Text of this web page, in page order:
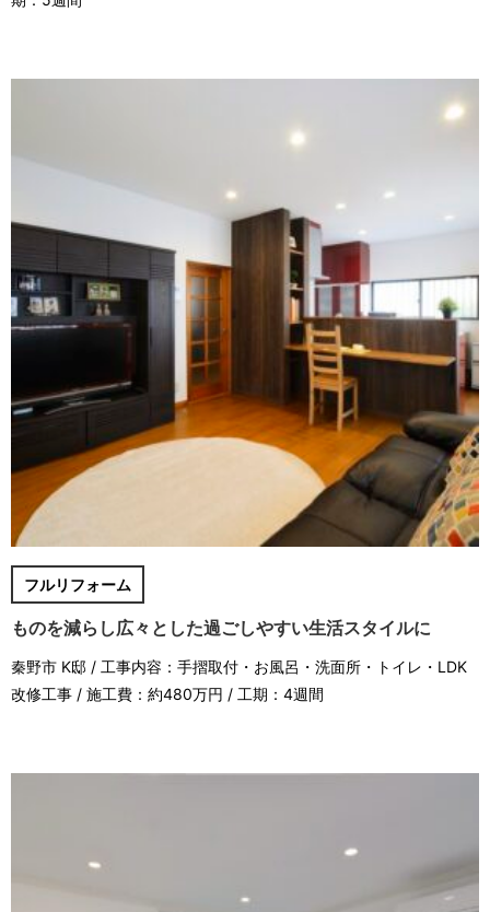
フルリフォーム
ものを減らし広々とした過ごしやすい生活スタイルに
秦野市 K邸 / 工事内容：手摺取付・お風呂・洗面所・トイレ・LDK
改修工事 / 施工費：約480万円 / 工期：4週間